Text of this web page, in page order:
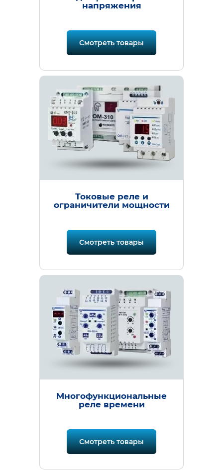
напряжения
Смотреть товары
Токовые реле и
ограничители мощности
Смотреть товары
Многофункциональные
реле времени
Смотреть товары